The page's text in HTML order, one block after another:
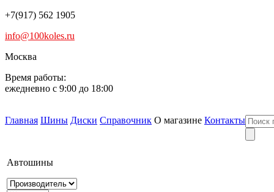
+7(917) 562 1905
info@100koles.ru
Москва
Время работы:
ежедневно с 9:00 до 18:00
Главная Шины Диски Справочник О магазине Контакты
Автошины